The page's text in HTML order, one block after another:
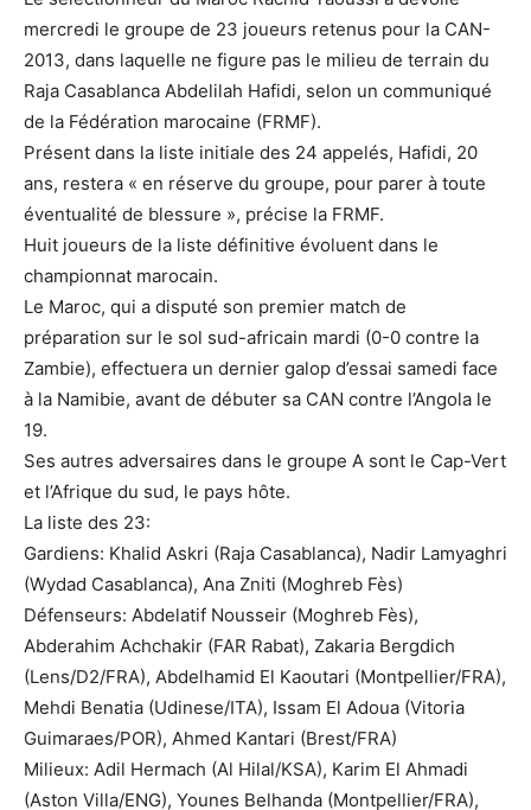
mercredi le groupe de 23 joueurs retenus pour la CAN-
2013, dans laquelle ne figure pas le milieu de terrain du
Raja Casablanca Abdelilah Hafidi, selon un communiqué
de la Fédération marocaine (FRMF).
Présent dans la liste initiale des 24 appelés, Hafidi, 20
ans, restera « en réserve du groupe, pour parer à toute
éventualité de blessure », précise la FRMF.
Huit joueurs de la liste définitive évoluent dans le
championnat marocain.
Le Maroc, qui a disputé son premier match de
préparation sur le sol sud-africain mardi (0-0 contre la
Zambie), effectuera un dernier galop d’essai samedi face
à la Namibie, avant de débuter sa CAN contre l’Angola le
19.
Ses autres adversaires dans le groupe A sont le Cap-Vert
et l’Afrique du sud, le pays hôte.
La liste des 23:
Gardiens: Khalid Askri (Raja Casablanca), Nadir Lamyaghri
(Wydad Casablanca), Ana Zniti (Moghreb Fès)
Défenseurs: Abdelatif Nousseir (Moghreb Fès),
Abderahim Achchakir (FAR Rabat), Zakaria Bergdich
(Lens/D2/FRA), Abdelhamid El Kaoutari (Montpellier/FRA),
Mehdi Benatia (Udinese/ITA), Issam El Adoua (Vitoria
Guimaraes/POR), Ahmed Kantari (Brest/FRA)
Milieux: Adil Hermach (Al Hilal/KSA), Karim El Ahmadi
(Aston Villa/ENG), Younes Belhanda (Montpellier/FRA),